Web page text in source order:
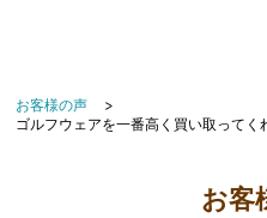
お客様の声
ゴルフウェアを一番高く買い取ってく
お客